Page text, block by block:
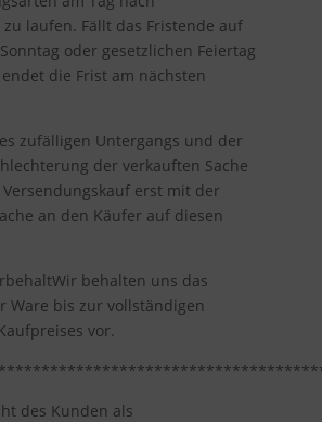
laufen. Fällt das Fristende auf
oder gesetzlichen Feiertag
die Frist am nächsten
zufälligen Untergangs und der
der verkauften Sache
erst mit der
an den Käufer auf diesen
behalten uns das
Ware bis zur vollständigen
vor.
des Kunden als